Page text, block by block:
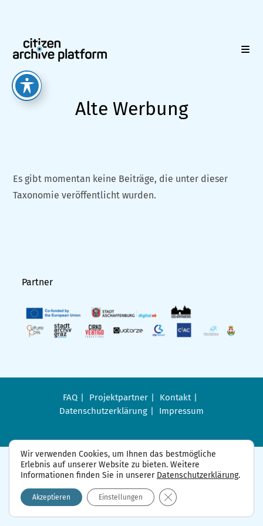
springen
Alte Werbung
Es gibt momentan keine Beiträge, die unter dieser
Taxonomie veröffentlicht wurden.
Partner
FAQ Projektpartner
Kontakt
Datenschutzerklärung
Impressum
Wir verwenden Cookies, um Ihnen das bestmögliche
Erlebnis auf unserer Website zu bieten. Weitere
Informationen finden Sie in unserer Datenschutzerklärung.
Akzeptieren Einstellungen GDPR Cookie-Banner